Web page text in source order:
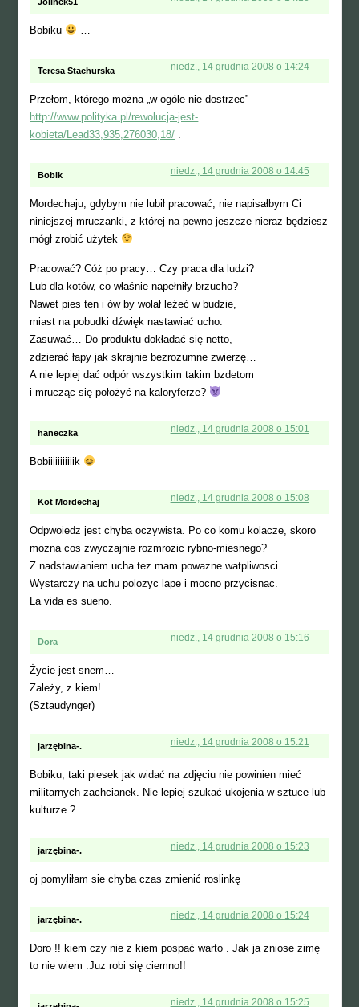
Bobiku
Teresa Stachurska niedz., 14 grudnia 2008 o 14:24
Przełom, którego można „w ogóle nie dostrzec” –
http://www.polityka.pl/rewolucja-jest-
kobieta/Lead33,935,276030,18/
Bobik niedz., 14 grudnia 2008 o 14:45
Mordechaju, gdybym nie lubił pracować, nie napisałbym Ci
niniejszej mruczanki, z której na pewno jeszcze nieraz będziesz
mógł zrobić użytek
Pracować? Cóż po pracy… Czy praca dla ludzi?
Lub dla kotów, co właśnie napełniły brzucho?
Nawet pies ten i ów by wolał leżeć w budzie,
miast na pobudki dźwięk nastawiać ucho.
Zasuwać… Do produktu dokładać się netto,
zdzierać łapy jak skrajnie bezrozumne zwierzę…
A nie lepiej dać odpór wszystkim takim bzdetom
i mrucząc się położyć na kaloryferze?
haneczka niedz., 14 grudnia 2008 o 15:01
Bobiiiiiiiiiiik
Kot Mordechaj niedz., 14 grudnia 2008 o 15:08
Odpwoiedz jest chyba oczywista. Po co komu kolacze, skoro
mozna cos zwyczajnie rozmrozic rybno-miesnego?
Z nadstawianiem ucha tez mam powazne watpliwosci.
Wystarczy na uchu polozyc lape i mocno przycisnac.
La vida es sueno.
Dora niedz., 14 grudnia 2008 o 15:16
Życie jest snem…
Zależy, z kiem!
(Sztaudynger)
jarzębina-. niedz., 14 grudnia 2008 o 15:21
Bobiku, taki piesek jak widać na zdjęciu nie powinien mieć
militarnych zachcianek. Nie lepiej szukać ukojenia w sztuce lub
kulturze.?
jarzębina-. niedz., 14 grudnia 2008 o 15:23
oj pomyliłam sie chyba czas zmienić roslinkę
jarzębina-. niedz., 14 grudnia 2008 o 15:24
Doro !! kiem czy nie z kiem pospać warto . Jak ja zniose zimę
to nie wiem .Juz robi się ciemno!!
niedz., 14 grudnia 2008 o 15:25